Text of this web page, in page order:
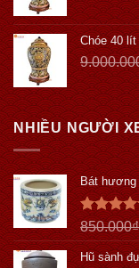
Chóe 40
NHIỀU NGƯỜI
Bát hương
Được xếp
hạng5.00
5 sao
850.000₫
Hũ sành